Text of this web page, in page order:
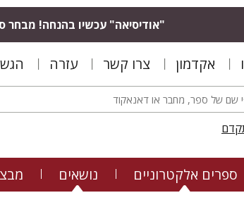
"אודיסיאה" עכשיו בהנחה! מבחר
אקדמון צרו קשר עזרה
ספרים אלקטרוניים נושאים